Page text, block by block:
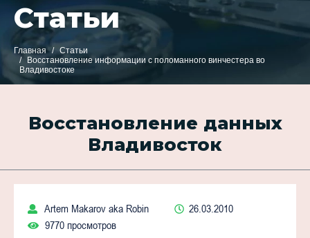
Статьи
Главная
Статьи
Восстановление информации с поломанного винчестера во
Владивостоке
Восстановление данных
Владивосток
Artem Makarov aka Robin
26.03.2010
9770 просмотров